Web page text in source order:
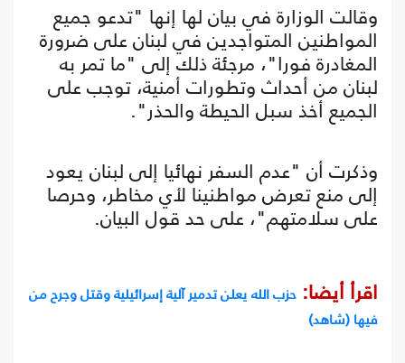
وقالت الوزارة في بيان لها إنها "تدعو جميع
المواطنين المتواجدين في لبنان على ضرورة
المغادرة فورا"، مرجئة ذلك إلى "ما تمر به
لبنان من أحداث وتطورات أمنية، توجب على
الجميع أخذ سبل الحيطة والحذر".
وذكرت أن "عدم السفر نهائيا إلى لبنان يعود
إلى منع تعرض مواطنينا لأي مخاطر، وحرصا
على سلامتهم"، على حد قول البيان.
اقرأ أيضا: حزب الله يعلن تدمير آلية إسرائيلية وقتل وجرح من
فيها (شاهد)